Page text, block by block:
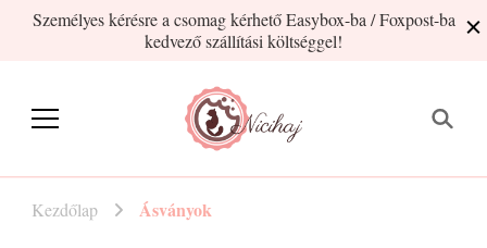
Személyes kérésre a csomag kérhető Easybox-ba / Foxpost-ba
kedvező szállítási költséggel!
Nicihaj
Kezdőlap Ásványok